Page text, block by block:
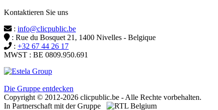
Kontaktieren Sie uns
: info@clicpublic.be
: Rue du Bosquet 21, 1400 Nivelles - Belgique
: +32 67 44 26 17
MWST : BE 0809.950.691
Die Gruppe entdecken
Copyright © 2012-2026 clicpublic.be - Alle Rechte vorbehalten.
In Partnerschaft mit der Gruppe